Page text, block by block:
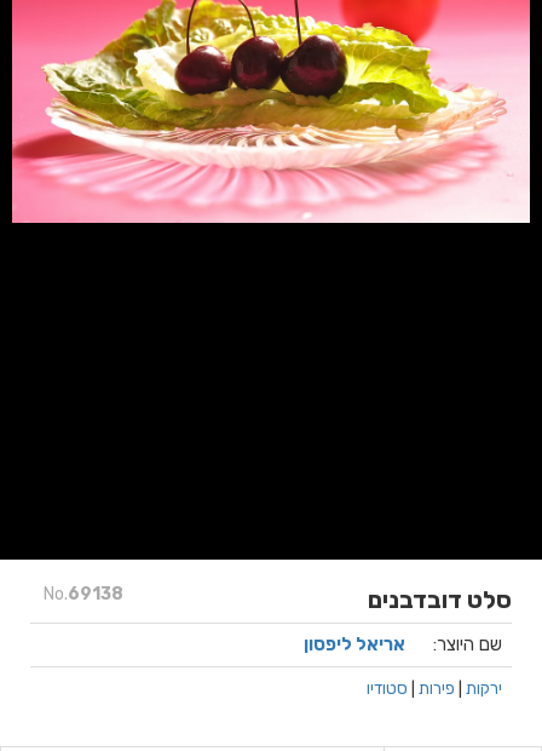
No.69138 סלט דובדבנים
שם היוצר: אריאל ליפסון
ירקות פירות סטודיו